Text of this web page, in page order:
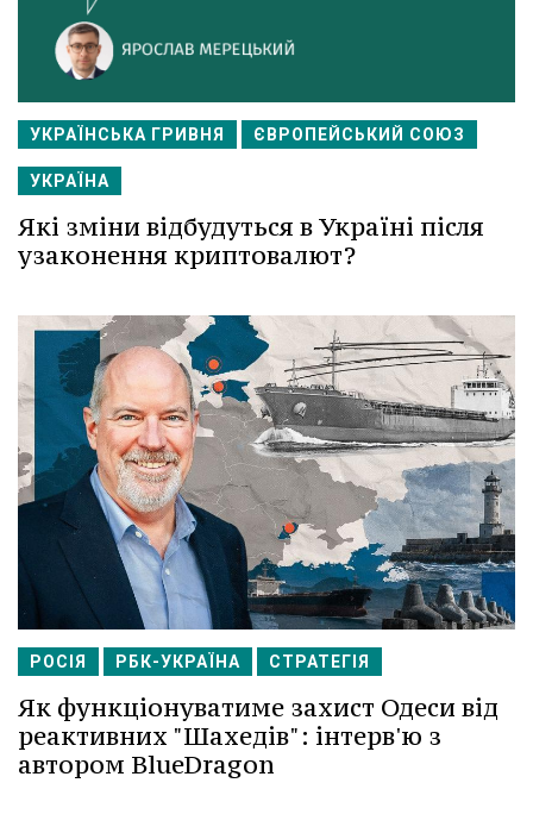
УКРАЇНСЬКА ГРИВНЯ ЄВРОПЕЙСЬКИЙ СОЮЗ
УКРАЇНА
Які зміни відбудуться в Україні після
узаконення криптовалют?
РОСІЯ РБК-УКРАЇНА СТРАТЕГІЯ
Як функціонуватиме захист Одеси від
реактивних "Шахедів": інтерв'ю з
автором BlueDragon